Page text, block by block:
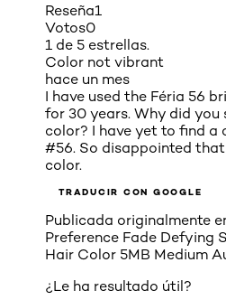
Reseña1
Votos0
1 de 5 estrellas.
Color not vibrant
hace un mes
I have used the Féria 56
for 30 years. Why did you
color? I have yet to find a
#56. So disappointed that
color.
TRADUCIR CON GOOGLE
Publicada originalmente
Preference Fade Defying
Hair Color 5MB Medium
¿Le ha resultado útil?